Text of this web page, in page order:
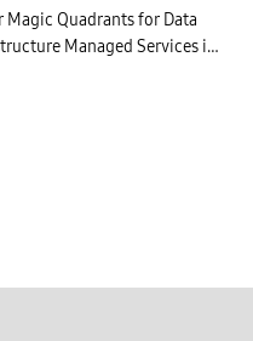
Magic Quadrants for Data
Managed Services in